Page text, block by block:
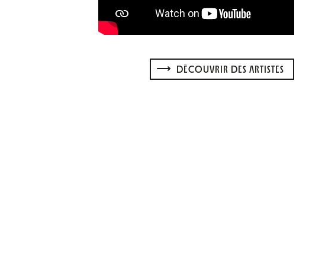
DÉCOUVRIR DES ARTISTES